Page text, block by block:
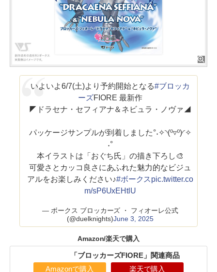
いよいよ6/7(土)より予約開始となる#ブロッカ
ーズFIORE 最新作
◤ドラセナ・セフィアナ＆ネビュラ・ノヴァ◢
パッケージサンプルが到着しました°˖✧◝(⁰▿⁰)◜✧
˖°
本イラストは「おぐち氏」の描き下ろし🎨
可愛さとカッコ良さにあふれた魅力的なビジュ
アルをお楽しみください♪#ボークスpic.twitter.co
m/sP6UxEHtlU
— ボークス ブロッカーズ ・ フィオーレ公式
(@duelknights)June 3, 2025
Amazon/楽天で購入
「ブロッカーズFIORE」関連商品
Amazonで購入 楽天で購入